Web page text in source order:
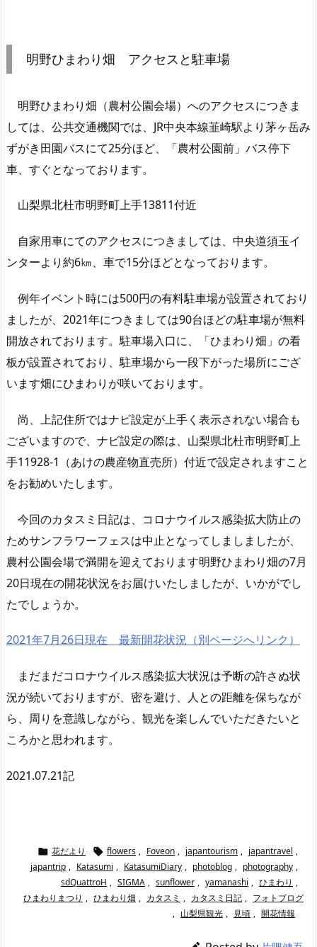
明野ひまわり畑 アクセスと駐車場
明野ひまわり畑（農村公園会場）へのアクセスにつきま
しては、公共交通機関では、JR中央本線韮崎駅より茅ヶ岳み
ずがき田園バスにて25分ほど、「農村公園前」バス停下
車、すぐとなっております。
山梨県北杜市明野町上手13811付近
自家用車にてのアクセスにつきましては、中央道須玉イ
ンターより約6㎞、車で15分ほどとなっております。
例年イベント時には500円の有料駐車場が設置されており
ましたが、2021年につきましては90台ほどの駐車場が無料
開放されております。駐車場入口に、「ひまわり畑」の看
板が設置されており、駐車場から一段下がった場所にござ
います畑にひまわりが咲いております。
尚、上記住所ではナビ設定が上手く表示されない場合も
ございますので、ナビ設定の際は、山梨県北杜市明野町上
手11928-1（あけの農産物直売所）付近で設定されますこと
をお勧めいたします。
今回のカタスミ日記は、コロナウイルス感染拡大防止の
ためサンフラワーフェスは中止となってしましましたが、
農村公園会場で満開を迎えております明野ひまわり畑の7月
20日現在の開花状況をお届けいたしましたが、いかがでし
たでしょうか。
2021年7月26日現在 最新開花状況（別ページへリンク）
まだまだコロナウイルス感染拡大状況は予断の許さぬ状
況が続いておりますが、密を避け、人との距離を保ちなが
ら、周りを意識しながら、観光を楽しんでいただきたいと
ころかと思われます。
2021.07.21記
 花だより  flowers , Foveon , japantourism , japantravel ,
japantrip , Katasumi , KatasumiDiary , photoblog , photography ,
sdQuattroH , SIGMA , sunflower , yamanashi , ひまわり ,
ひまわりまつり , ひまわり畑 , カタスミ , カタスミ日記 , フォトブログ
, 山梨県観光 , 見頃 , 開花情報